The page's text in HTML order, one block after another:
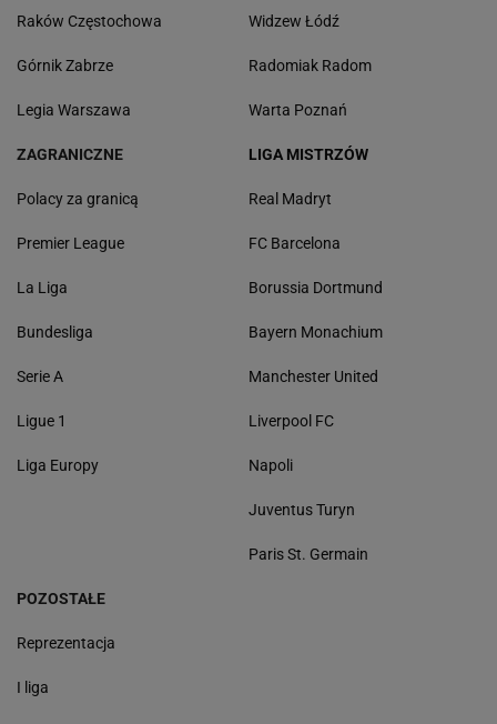
Raków Częstochowa
Górnik Zabrze
Legia Warszawa
Widzew Łódź
Radomiak Radom
Warta Poznań
ZAGRANICZNE
Polacy za granicą
Premier League
La Liga
Bundesliga
Serie A
Ligue 1
Liga Europy
LIGA MISTRZÓW
Real Madryt
FC Barcelona
Borussia Dortmund
Bayern Monachium
Manchester United
Liverpool FC
Napoli
Juventus Turyn
Paris St. Germain
POZOSTAŁE
Reprezentacja
I liga